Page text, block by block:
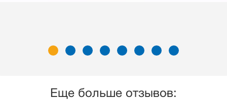
Еще больше отзывов: